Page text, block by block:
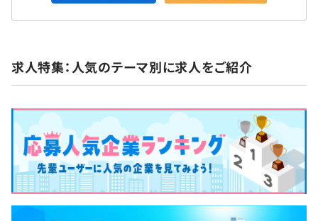
求人特集：人気のテーマ別に求人をご紹介